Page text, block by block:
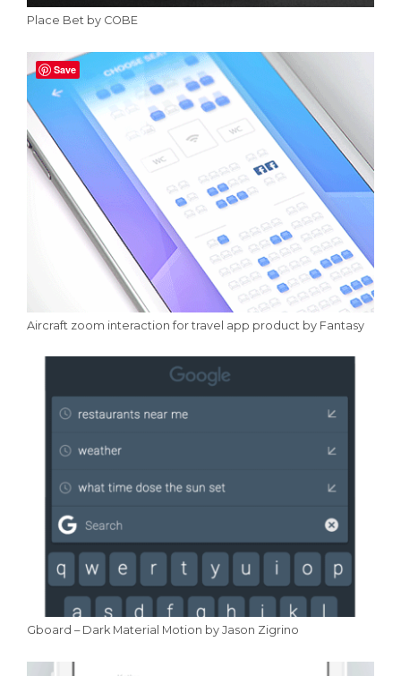
Place Bet by COBE
Aircraft zoom interaction for travel app product by Fantasy
Gboard – Dark Material Motion by Jason Zigrino
Save